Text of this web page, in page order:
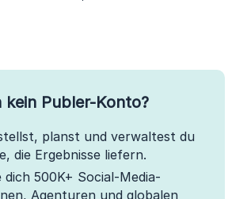
kein Publer-Konto?
planst und verwaltest du
die Ergebnisse liefern.
dich 500K+ Social-Media-
Agenturen und globalen